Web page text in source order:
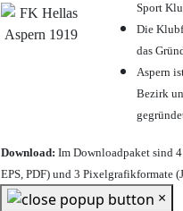
Sport
Die
das
Aspern
Bezirk
Download: Im Downloadpaket sind
EPS, PDF) und 3 Pixelgrafikformate
×